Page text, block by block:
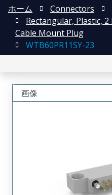
ホーム Connectors
Rectangular, Plastic,
Cable Mount Plug
WTB60PR11SY-23
画像